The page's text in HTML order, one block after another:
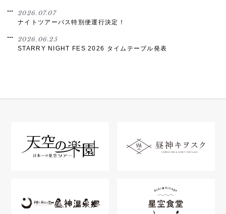
2026.07.07
ナイトツアーバス特別便運行決定！
2026.06.25
STARRY NIGHT FES 2026 タイムテーブル発表